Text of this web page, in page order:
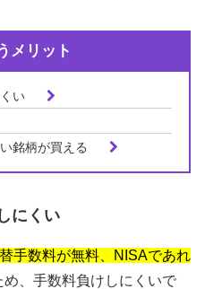
メリット
い
銘柄が買える
にくい
手数料が無料、NISAであれ
め、手数料負けしにくいで